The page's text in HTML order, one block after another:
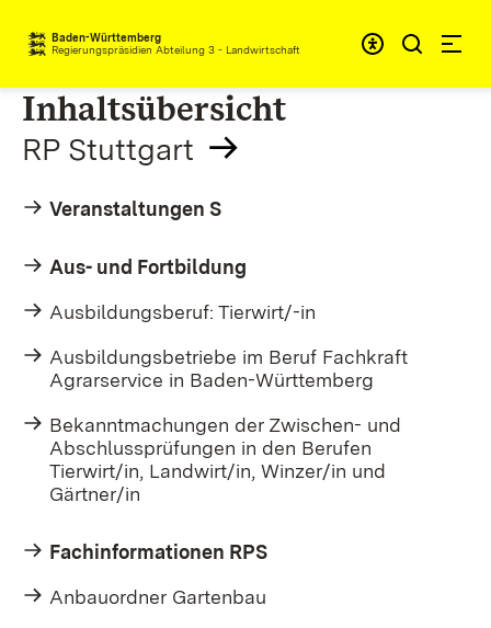
Zum Inhalt springen
Baden-Württemberg
Regierungspräsidien Abteilung 3 - Landwirtschaft
Inhaltsübersicht
RP Stuttgart
Veranstaltungen S
Aus- und Fortbildung
Ausbildungsberuf: Tierwirt/-in
Ausbildungsbetriebe im Beruf Fachkraft
Agrarservice in Baden-Württemberg
Bekanntmachungen der Zwischen- und
Abschlussprüfungen in den Berufen
Tierwirt/in, Landwirt/in, Winzer/in und
Gärtner/in
Fachinformationen RPS
Anbauordner Gartenbau